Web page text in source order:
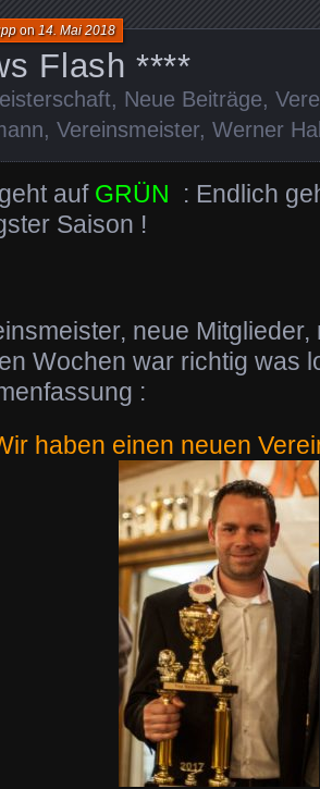
Flash ****
on 14. Mai 2018
, Neue Beiträge,
, Vereinsmeister, Werner
auf GRÜN : Endlich
Saison !
neue
Wochen war richtig was
:
haben einen neuen